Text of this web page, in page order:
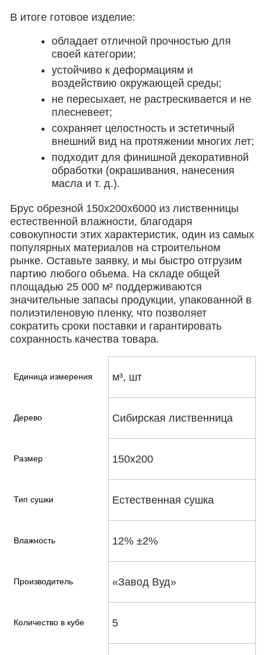
В итоге готовое изделие:
обладает отличной прочностью для
своей категории;
устойчиво к деформациям и
воздействию окружающей среды;
не пересыхает, не растрескивается и не
плесневеет;
сохраняет целостность и эстетичный
внешний вид на протяжении многих лет;
подходит для финишной декоративной
обработки (окрашивания, нанесения
масла и т. д.).
Брус обрезной 150х200х6000 из лиственницы
естественной влажности, благодаря
совокупности этих характеристик, один из самых
популярных материалов на строительном
рынке. Оставьте заявку, и мы быстро отгрузим
партию любого объема. На складе общей
площадью 25 000 м² поддерживаются
значительные запасы продукции, упакованной в
полиэтиленовую пленку, что позволяет
сократить сроки поставки и гарантировать
сохранность качества товара.
Единица измерения м³, шт
Дерево Сибирская лиственница
Размер 150х200
Тип сушки Естественная сушка
Влажность 12% ±2%
Производитель «Завод Вуд»
Количество в кубе 5